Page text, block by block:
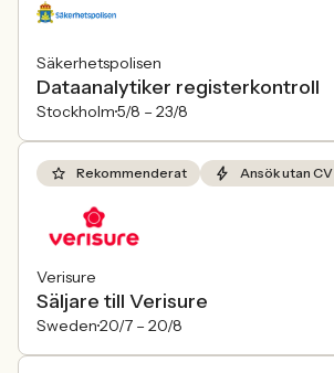
Säkerhetspolisen
Dataanalytiker registerkontroll
Stockholm5/8 – 23/8
Rekommenderat Ansök utan CV
Verisure
Säljare till Verisure
Sweden20/7 – 20/8